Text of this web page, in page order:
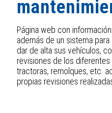
Página web con
además de un sistema
dar de alta sus vehículos,
revisiones de los
tractoras, remolques, etc.
propias revisiones